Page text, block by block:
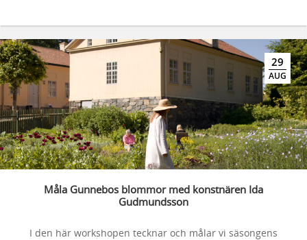
29
AUG
Måla Gunnebos blommor med konstnären Ida
Gudmundsson
I den här workshopen tecknar och målar vi säsongens